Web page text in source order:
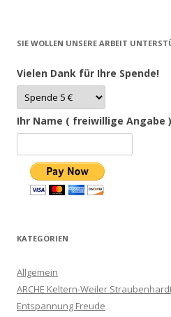
SIE WOLLEN UNSERE ARBEIT
Vielen Dank für Ihre Spende!
Ihr Name ( freiwillige Angabe
KATEGORIEN
Allgemein
ARCHE Keltern-Weiler
Entspannung Freude